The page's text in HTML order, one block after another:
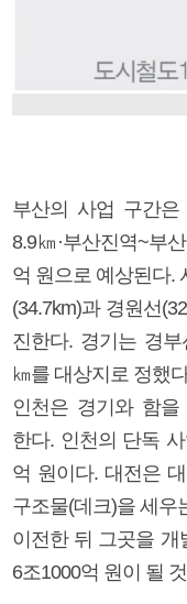
부산의 사업 구간은
8.9㎞·부산진역~부
억 원으로 예상된다.
(34.7km)과 경원선
진한다. 경기는 경부
㎞를 대상지로 정했
인천은 경기와 함을
한다. 인천의 단독
억 원이다. 대전은
구조물(데크)을 세우
이전한 뒤 그곳을 개
6조1000억 원이 될